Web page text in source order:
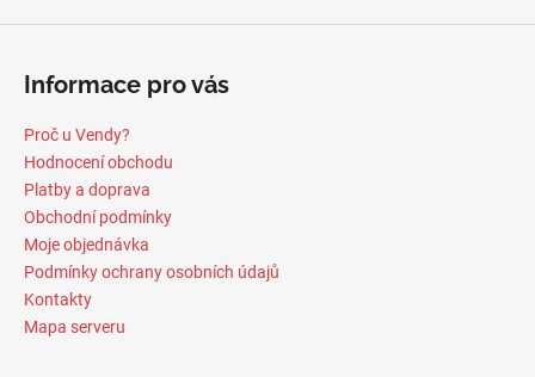
a
í
?
HLEDAT
Informace pro vás
Proč u Vendy?
Hodnocení obchodu
Platby a doprava
Obchodní podmínky
Moje objednávka
Podmínky ochrany osobních údajů
Kontakty
Mapa serveru